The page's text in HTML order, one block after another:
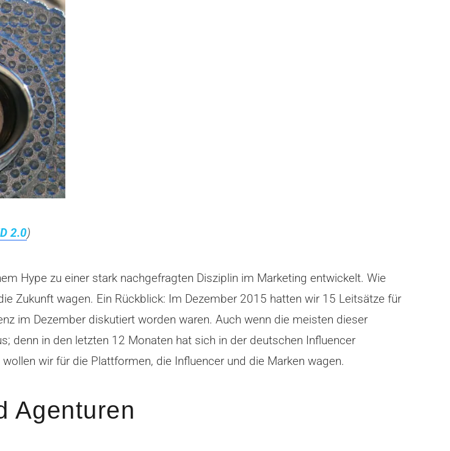
2.0)
Hype zu einer stark nachgefragten Disziplin im Marketing entwickelt. Wie
Zukunft wagen. Ein Rückblick: Im Dezember 2015 hatten wir 15 Leitsätze für
im Dezember diskutiert worden waren. Auch wenn die meisten dieser
denn in den letzten 12 Monaten hat sich in der deutschen Influencer
wir für die Plattformen, die Influencer und die Marken wagen.
Agenturen